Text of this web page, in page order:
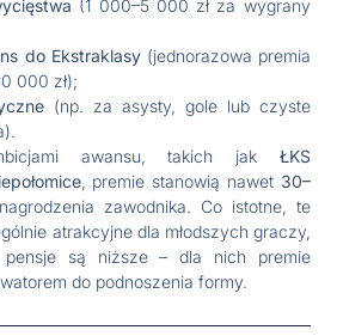
(1 000–5 000 zł za wygrany
do Ekstraklasy(jednorazowa premia
000 zł);
(np. za asysty, gole lub czyste
awansu, takich jak ŁKS
, premie stanowią nawet 30–
zawodnika. Co istotne, te
atrakcyjne dla młodszych graczy,
pensje są niższe – dla nich premie
do podnoszenia formy.